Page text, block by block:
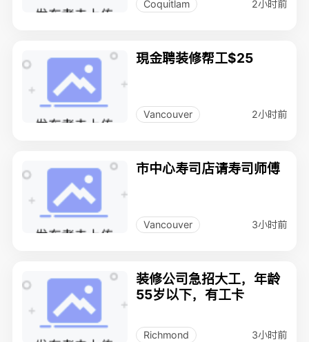
Coquitlam 2小时前
現金聘装修帮工$25
Vancouver 2小时前
市中心寿司店请寿司师傅
Vancouver 3小时前
装修公司急招大工，年龄
55岁以下，有工卡
Richmond 3小时前